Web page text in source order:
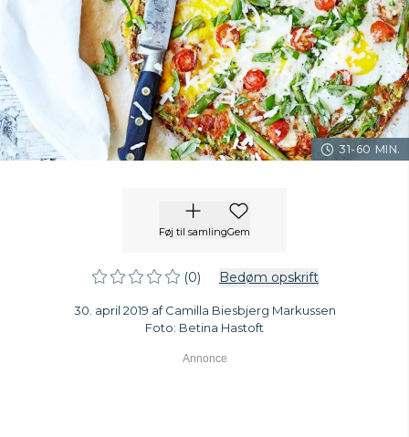
31-60 MIN.
Føj til samlingGem
(0) Bedøm opskrift
30. april 2019 af Camilla Biesbjerg Markussen
Foto: Betina Hastoft